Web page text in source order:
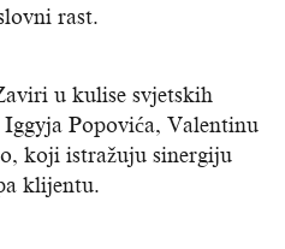
rast.
u kulise svjetskih
Popovića, Valentinu
koji istražuju sinergiju
klijentu.